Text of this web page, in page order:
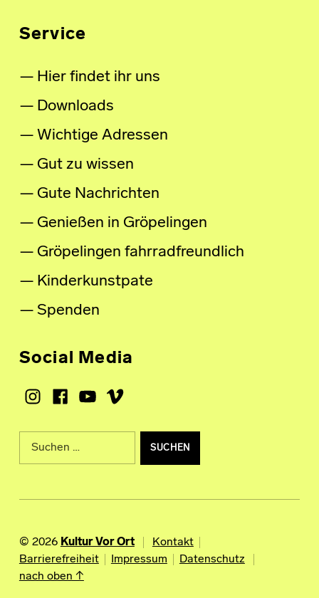
Service
Hier findet ihr uns
Downloads
Wichtige Adressen
Gut zu wissen
Gute Nachrichten
Genießen in Gröpelingen
Gröpelingen fahrradfreundlich
Kinderkunstpate
Spenden
Social Media
Instagram
Facebook
Youtube
Vimeo
Suche nach:
© 2026 Kultur Vor Ort
Kontakt
Barrierefreiheit
Impressum
Datenschutz
nach oben ↑